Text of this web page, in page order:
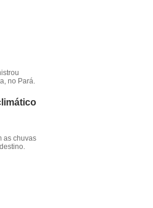
no Pará.
as chuvas